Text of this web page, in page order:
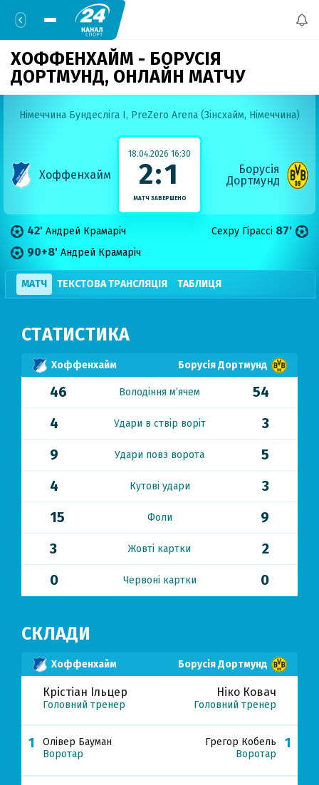
ХОФФЕНХАЙМ - БОРУСІЯ
ДОРТМУНД, ОНЛАЙН МАТЧУ
Німеччина Бундесліга I, PreZero Arena (Зінсхайм, Німеччина)
Хоффенхайм
18.04.2026 16:30
2:1
МАТЧ ЗАВЕРШЕНО
Борусія
Дортмунд
42' Андрей Крамаріч
90+8' Андрей Крамаріч
Сехру Гірассі 87'
МАТЧ ТЕКСТОВА ТРАНСЛЯЦІЯ ТАБЛИЦЯ
СТАТИСТИКА
Хоффенхайм Борусія Дортмунд
46 Володіння м’ячем
54
4
Удари в ствір воріт
3
9
Удари повз ворота
5
4
Кутові удари
3
15
Фоли
9
3
Жовті картки
2
0
Червоні картки 0
СКЛАДИ
Хоффенхайм Борусія Дортмунд
Крістіан Ільцер
Головний тренер
1
Олівер Бауман
Воротар
Ніко Ковач
Головний тренер
1
Грегор Кобель
Воротар